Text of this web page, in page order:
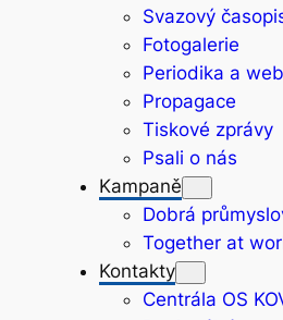
Svazový
Fotogalerie
Periodika a
Propagace
Tiskové zprávy
Psali o nás
Kampaně
Dobrá
Together at
Kontakty
Centrála OS